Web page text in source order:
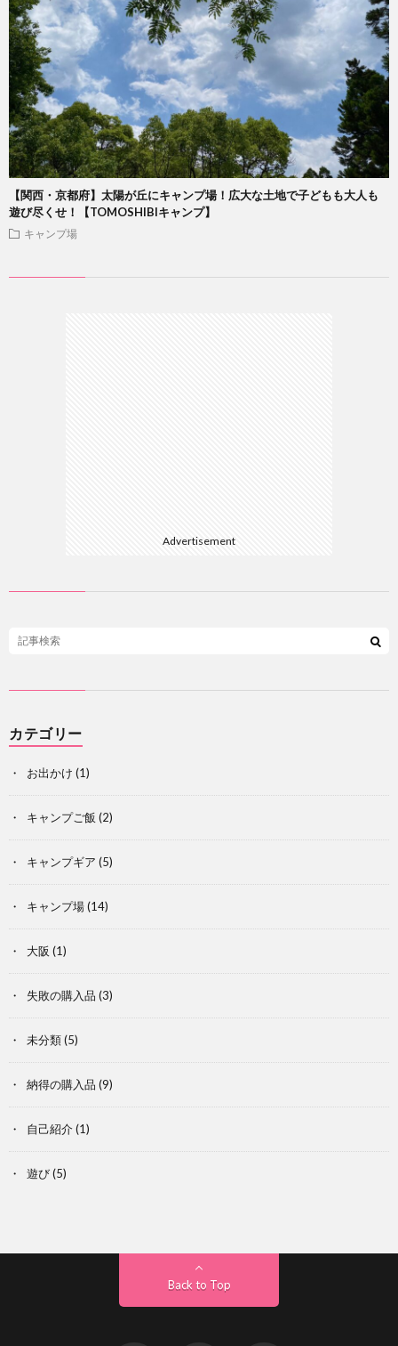
【関西・京都府】太陽が丘にキャンプ場！広大な土地で子どもも大人も
遊び尽くせ！【TOMOSHIBIキャンプ】
キャンプ場
Advertisement
カテゴリー
お出かけ (1)
キャンプご飯 (2)
キャンプギア (5)
キャンプ場(14)
大阪 (1)
失敗の購入品 (3)
未分類(5)
納得の購入品 (9)
自己紹介(1)
遊び(5)
Back to Top